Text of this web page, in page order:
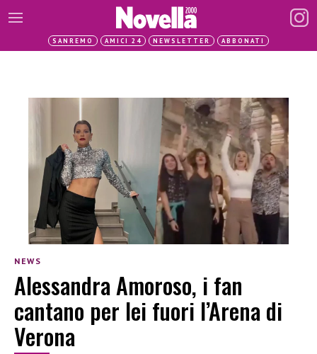
SANREMO AMICI 24 NEWSLETTER ABBONATI
NEWS
Alessandra Amoroso, i fan
cantano per lei fuori l’Arena di
Verona